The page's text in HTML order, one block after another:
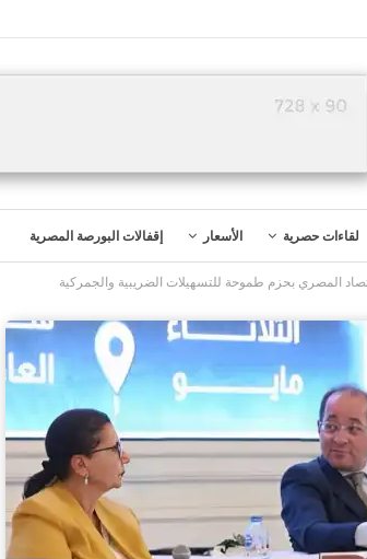
لقاءات حصرية الأسعار إقفالات البورصة المصرية
المصري بحزم طموحة للتسهيلات الضريبية والجمركية